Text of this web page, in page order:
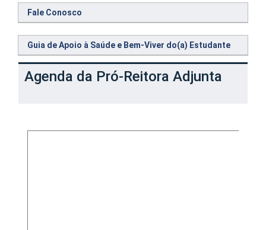
Fale Conosco
Guia de Apoio à Saúde e Bem-Viver do(a) Estudante
Agenda da Pró-Reitora Adjunta